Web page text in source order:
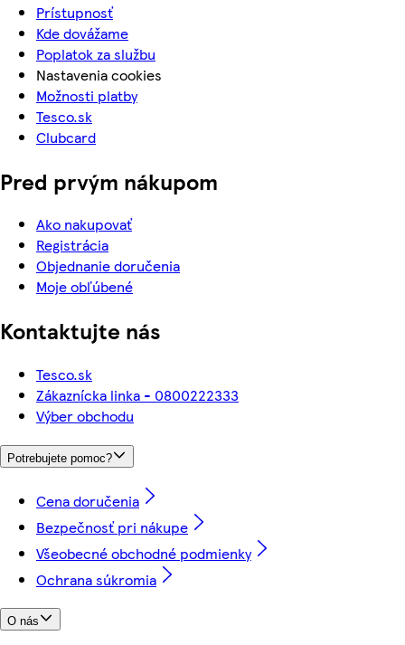
Prístupnosť
Kde dovážame
Poplatok za službu
Nastavenia cookies
Možnosti platby
Tesco.sk
Clubcard
Pred prvým nákupom
Ako nakupovať
Registrácia
Objednanie doručenia
Moje obľúbené
Kontaktujte nás
Tesco.sk
Zákaznícka linka - 0800222333
Výber obchodu
Potrebujete pomoc?
Cena doručenia
Bezpečnosť pri nákupe
Všeobecné obchodné podmienky
Ochrana súkromia
O nás